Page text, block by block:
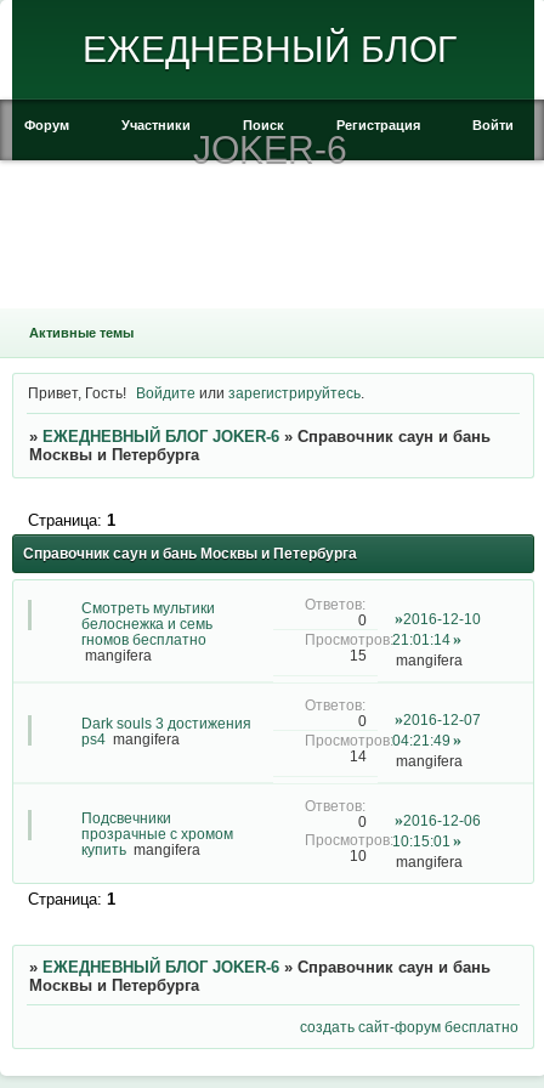
ЕЖЕДНЕВНЫЙ БЛОГ
JOKER-6
Форум Участники Поиск Регистрация Войти
Активные темы
Привет, Гость! Войдите илизарегистрируйтесь
» ЕЖЕДНЕВНЫЙ БЛОГ JOKER-6 » Справочник саун и бань
Москвы и Петербурга
Справочник саун и бань Москвы и Петербурга
Страница: 1
Смотреть мультики
белоснежка и семь
гномов бесплатно
mangifera
0
15
2016-12-10
21:01:14
mangifera
Dark souls 3 достижения
ps4 mangifera
0
14
2016-12-07
04:21:49
mangifera
Подсвечники
прозрачные с хромом
купить mangifera
0
10
2016-12-06
10:15:01
mangifera
Страница: 1
» ЕЖЕДНЕВНЫЙ БЛОГ JOKER-6 » Справочник саун и бань
Москвы и Петербурга
создать сайт-форум бесплатно